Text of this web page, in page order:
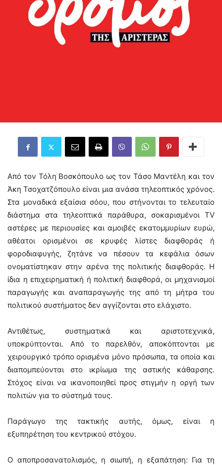
Από τον Τόλη Βοσκόπουλο ως τον Τάσο Μαντέλη και τον
Άκη Τσοχατζόπουλο είναι μια ανάσα τηλεοπτικός χρόνος.
Στα μοναδικά εξαίσια σόου, που στήνονται το τελευταίο
διάστημα στα τηλεοπτικά παράθυρα, σοκαρισμένοι ΤV
αστέρες με περιουσίες και αμοιβές εκατομμυρίων ευρώ,
αθέατοι ορισμένοι σε κρυφές λίστες διαφθοράς ή
φοροδιαφυγής, ζητάνε να πέσουν τα κεφάλια όσων
ονοματίστηκαν στην αρένα της πολιτικής διαφθοράς. Η
ίδια η επιχειρηματική ή πολιτική διαφθορά, οι μηχανισμοί
παραγωγής και αναπαραγωγής της από τη μήτρα του
πολιτικού συστήματος δεν αγγίζoνται στο ελάχιστο.
Αντιθέτως, συστηματικά και αριστοτεχνικά,
υποκρύπτονται. Από το παρελθόν, αποκόπτονται με
χειρουργικό τρόπο ορισμένα μόνο πρόσωπα, τα οποία και
διαπομπεύονται στο ικρίωμα της αστικής κάθαρσης.
Στόχος είναι να ικανοποιηθεί προς στιγμήν η οργή των
πολιτών για το σύστημά τους.
Παράγωγο της τακτικής αυτής, όμως, είναι η
εξυπηρέτηση του κεντρικού στόχου.
Ο αποπροσανατολισμός, η σιωπή, η εξαπάτηση: Για τη